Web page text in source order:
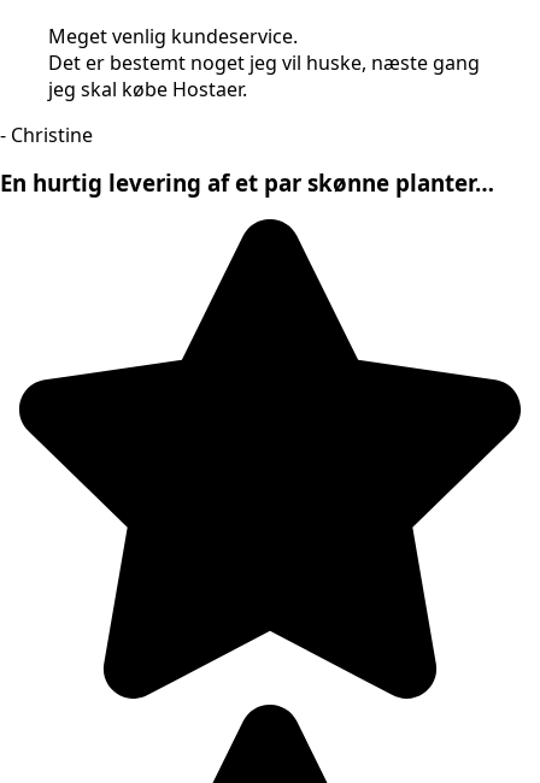
Meget venlig kundeservice.
Det er bestemt noget jeg vil huske, næste gang
jeg skal købe Hostaer.
- Christine
En hurtig levering af et par skønne planter…